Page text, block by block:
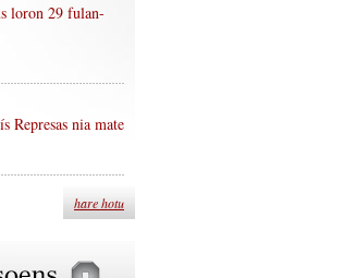
loron 29 fulan-
Represas nia mate
hare hotu